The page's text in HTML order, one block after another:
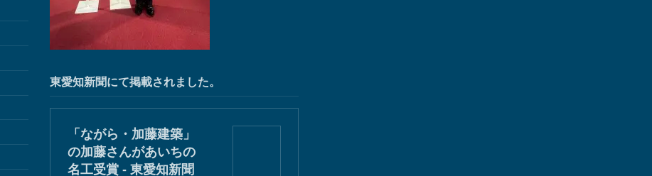
東愛知新聞にて掲載されました。
「ながら・加藤建築」
の加藤さんがあいちの
名工受賞 - 東愛知新聞